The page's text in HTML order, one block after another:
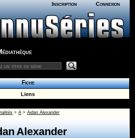
Inscription Connexion
Fiche
Liens
> A> Aidan Alexander
Alexander